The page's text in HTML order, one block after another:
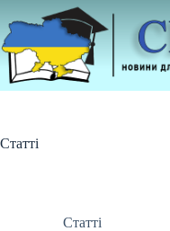
до
вмісту
Статті
Статті